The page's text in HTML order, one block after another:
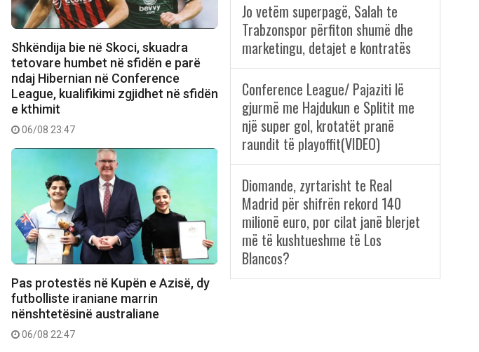
Shkëndija bie në Skoci, skuadra
tetovare humbet në sfidën e parë
ndaj Hibernian në Conference
League, kualifikimi zgjidhet në sfidën
e kthimit
06/08 23:47
Pas protestës në Kupën e Azisë, dy
futbolliste iraniane marrin
nënshtetësinë australiane
06/08 22:47
Jo vetëm superpagë, Salah te
Trabzonspor përfiton shumë dhe
marketingu, detajet e kontratës
Conference League/ Pajaziti lë
gjurmë me Hajdukun e Splitit me
një super gol, krotatët pranë
raundit të playoffit(VIDEO)
Diomande, zyrtarisht te Real
Madrid për shifrën rekord 140
milionë euro, por cilat janë blerjet
më të kushtueshme të Los
Blancos?